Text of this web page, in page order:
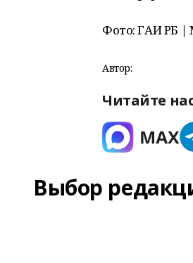
Фото: ГАИ РБ |
Автор:
Читайте
Выбор